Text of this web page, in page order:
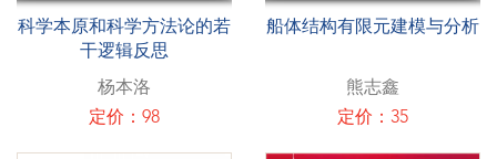
科学本原和科学方法论的若
干逻辑反思
杨本洛
定价：98
船体结构有限元建模与分析
熊志鑫
定价：35